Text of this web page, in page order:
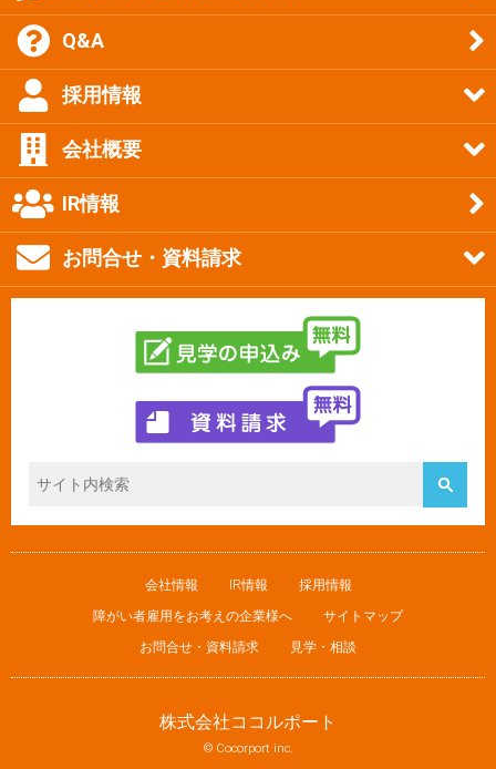
Q&A
採用情報
会社概要
IR情報
お問合せ・資料請求
会社情報 IR情報
採用情報
障がい者雇用をお考えの企業様へ
サイトマップ
お問合せ・資料請求
見学・相談
株式会社ココルポート
© Cocorport inc.